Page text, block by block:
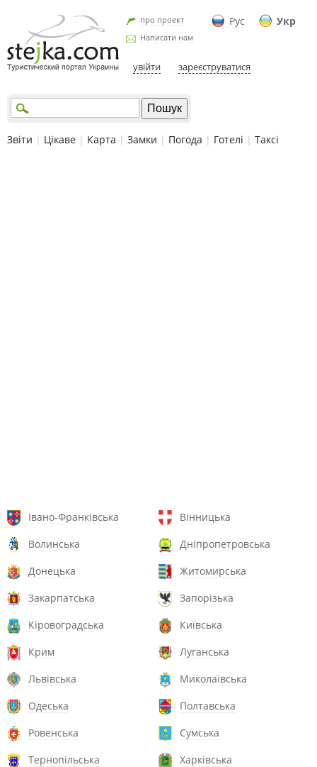
Рус Укр
про проект
Написати нам
увійти зареєструватися
Звіти | Цікаве | Карта | Замки | Погода | Готелі | Таксі
Івано-Франківська
Вінницька
Волинська
Дніпропетровська
Донецька
Житомирська
Закарпатська
Запорізька
Кіровоградська
Київська
Крим
Луганська
Львівська
Миколаївська
Одеська
Полтавська
Ровенська
Сумська
Тернопільська
Харківська